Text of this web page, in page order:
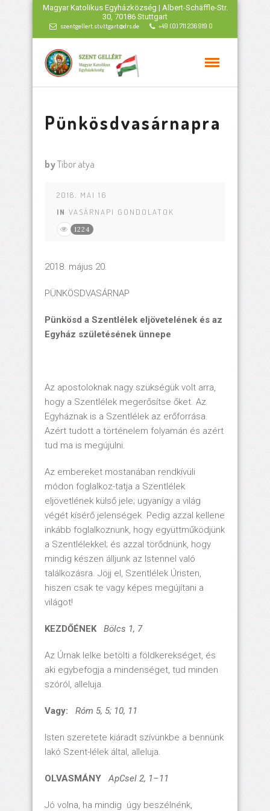
Magyar Katolikus Egyházközség | Albert-Schäffle-Str.
30, 70186 Stuttgart
szentgellert.stuttgart@drs.de +49 (0) 711 236 919 0
Pünkösdvasárnapra
byTibor atya
2018. MAI 16
IN VASÁRNAPI GONDOLATOK
1224
2018. május 20.
PÜNKÖSDVASÁRNAP
Pünkösd a Szentlélek eljövetelének és az
Egyház születésének ünnepe
Az apostoloknak nagy szükségük volt arra,
hogy a Szentlélek megerősítse őket. Az
Egyháznak is a Szentlélek az erőforrása.
Azért tudott a történelem folyamán és azért
tud ma is megújulni.
Az embereket mostanában rendkívüli
módon foglalkoz-tatja a Szentlélek
eljövetlének külső jele; ugyanígy a világ
végét kísérő jelenségek. Pedig azzal kellene
inkább foglalkoznunk, hogy együttműködjünk
a Szentlélekkel; és azzal törődnünk, hogy
mindig készen álljunk az Istennel való
találkozásra. Jöjj el, Szentlélek Úristen,
hiszen csak te vagy képes megújítani a
világot!
KEZDŐÉNEK Bölcs 1, 7
Az Úrnak lelke betölti a földkerekséget, és
aki egybefogja a mindenséget, tud minden
szóról, alleluja.
Vagy: Róm 5, 5; 10, 11
Isten szeretete kiáradt szívünkbe a bennünk
lakó Szent-lélek által, alleluja.
OLVASMÁNY ApCsel 2, 1–11
Jó volna, ha mindig úgy beszélnénk,